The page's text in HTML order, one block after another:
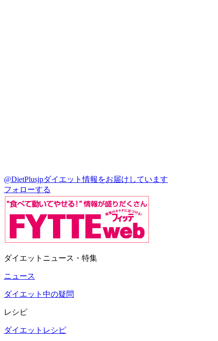
@DietPlusjpダイエット情報をお届けしています
フォローする
ダイエットニュース・特集
ニュース
ダイエット中の疑問
レシピ
ダイエットレシピ